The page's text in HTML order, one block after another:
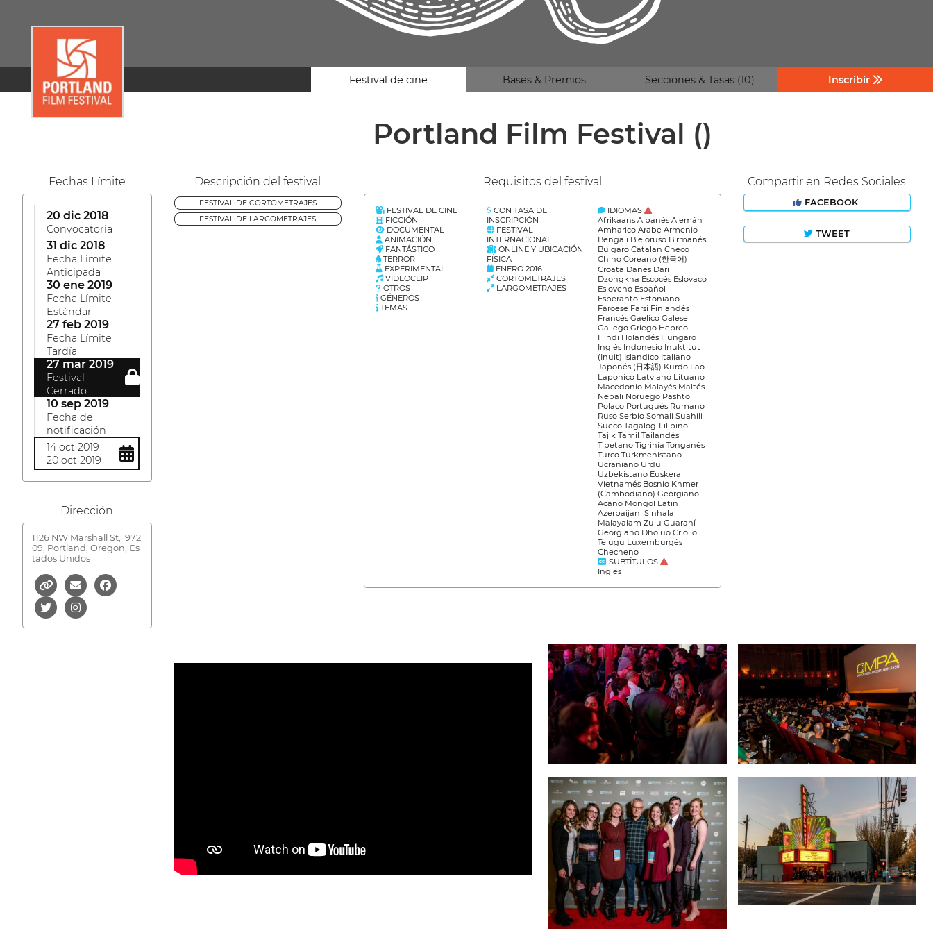
Festival de cine Bases & Premios Secciones & Tasas (10) Inscribir
Portland Film Festival ()
Fechas Límite
20 dic 2018
Convocatoria
31 dic 2018
Fecha Límite
Anticipada
30 ene 2019
Fecha Límite
Estándar
27 feb 2019
Fecha Límite
Tardía
27 mar 2019
Festival
Cerrado
10 sep 2019
Fecha de
notificación
14 oct 2019
20 oct 2019
Dirección
1126 NW Marshall St, 972
09, Portland, Oregon, Es
tados Unidos
Descripción del festival
FESTIVAL DE CORTOMETRAJES
FESTIVAL DE LARGOMETRAJES
Requisitos del festival
FESTIVAL DE CINE
FICCIÓN
DOCUMENTAL
ANIMACIÓN
FANTÁSTICO
TERROR
EXPERIMENTAL
VIDEOCLIP
OTROS
GÉNEROS
TEMAS
CON TASA DE
INSCRIPCIÓN
FESTIVAL
INTERNACIONAL
ONLINE Y UBICACIÓN
FÍSICA
ENERO 2016
CORTOMETRAJES
LARGOMETRAJES
IDIOMAS
Afrikaans Albanés Alemán
Amharico Arabe Armenio
Bengali Bieloruso Birmanés
Bulgaro Catalan Checo
Chino Coreano (한국어)
Croata Danés Dari
Dzongkha Escocés Eslovaco
Esloveno Español
Esperanto Estoniano
Faroese Farsi Finlandés
Francés Gaelico Galese
Gallego Griego Hebreo
Hindi Holandés Hungaro
Inglés Indonesio Inuktitut
(Inuit) Islandico Italiano
Japonés (日本語) Kurdo Lao
Laponico Latviano Lituano
Macedonio Malayés Maltés
Nepali Noruego Pashto
Polaco Portugués Rumano
Ruso Serbio Somali Suahili
Sueco Tagalog-Filipino
Tajik Tamil Tailandés
Tibetano Tigrinia Tonganés
Turco Turkmenistano
Ucraniano Urdu
Uzbekistano Euskera
Vietnamés Bosnio Khmer
(Cambodiano) Georgiano
Acano Mongol Latin
Azerbaijani Sinhala
Malayalam Zulu Guaraní
Georgiano Dholuo Criollo
Telugu Luxemburgés
Checheno
SUBTÍTULOS
Inglés
Compartir en Redes Sociales
FACEBOOK
TWEET